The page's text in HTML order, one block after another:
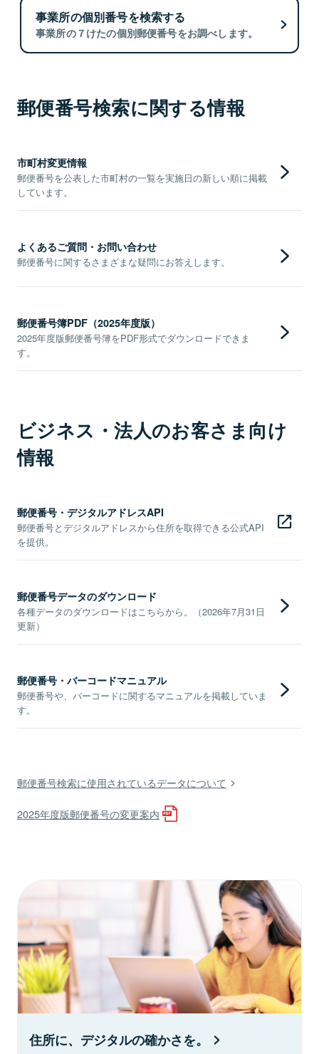
事業所の個別番号を検索する
事業所の７けたの個別郵便番号をお調べします。
郵便番号検索に関する情報
市町村変更情報
郵便番号を公表した市町村の一覧を実施日の新しい順に掲載
しています。
よくあるご質問・お問い合わせ
郵便番号に関するさまざまな疑問にお答えします。
郵便番号簿PDF（2025年度版）
2025年度版郵便番号簿をPDF形式でダウンロードできま
す。
ビジネス・法人のお客さま向け
情報
郵便番号・デジタルアドレスAPI
郵便番号とデジタルアドレスから住所を取得できる公式API
を提供。
郵便番号データのダウンロード
各種データのダウンロードはこちらから。（2026年7月31日
更新）
郵便番号・バーコードマニュアル
郵便番号や、バーコードに関するマニュアルを掲載していま
す。
郵便番号検索に使用されているデータについて
2025年度版郵便番号の変更案内
住所に、デジタルの確かさを。